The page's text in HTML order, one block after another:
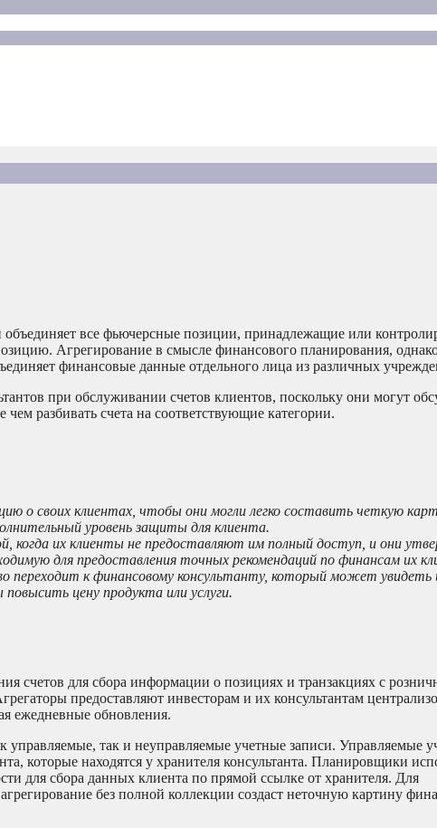
все фьючерсные позиции, принадлежащие или
Агрегирование в смысле финансового планирования,
финансовые данные отдельного лица из различных
при обслуживании счетов клиентов, поскольку они могут
разбивать счета на соответствующие категории.
о своих клиентах, чтобы они могли легко составить четкую
уровень защиты для клиента.
когда их клиенты не предоставляют им полный доступ, и они
для предоставления точных рекомендаций по финансам их
переходит к финансовому консультанту, который может увидеть
цену продукта или услуги.
счетов для сбора информации о позициях и транзакциях с
предоставляют инвесторам и их консультантам
ежедневные обновления.
так и неуправляемые учетные записи. Управляемые
которые находятся у хранителя консультанта. Планировщики
для сбора данных клиента по прямой ссылке от хранителя. Для
без полной коллекции создаст неточную картину